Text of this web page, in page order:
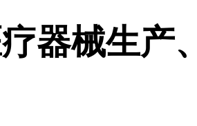
器械生产